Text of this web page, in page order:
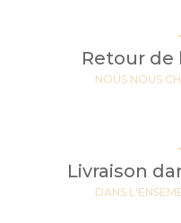
Retour de
NOUS NOUS
Livraison
DANS